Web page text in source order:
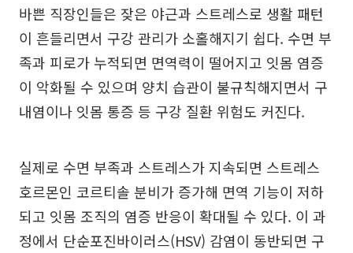
바쁜 직장인들은 잦은 야근과 스트레스로 생활 패턴
이 흔들리면서 구강 관리가 소홀해지기 쉽다. 수면 부
족과 피로가 누적되면 면역력이 떨어지고 잇몸 염증
이 악화될 수 있으며 양치 습관이 불규칙해지면서 구
내염이나 잇몸 통증 등 구강 질환 위험도 커진다.
실제로 수면 부족과 스트레스가 지속되면 스트레스
호르몬인 코르티솔 분비가 증가해 면역 기능이 저하
되고 잇몸 조직의 염증 반응이 확대될 수 있다. 이 과
정에서 단순포진바이러스(HSV) 감염이 동반되면 구